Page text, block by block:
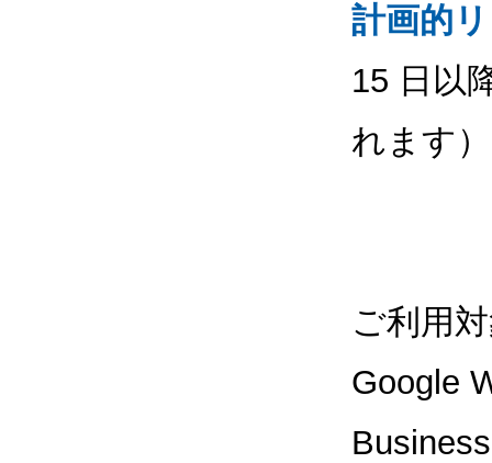
計画的
15 日以
れます）
ご利用
Google